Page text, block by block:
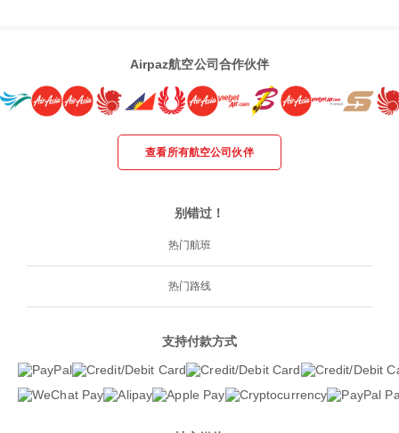
Airpaz航空公司合作伙伴
查看所有航空公司伙伴
别错过！
热门航班
热门路线
支持付款方式